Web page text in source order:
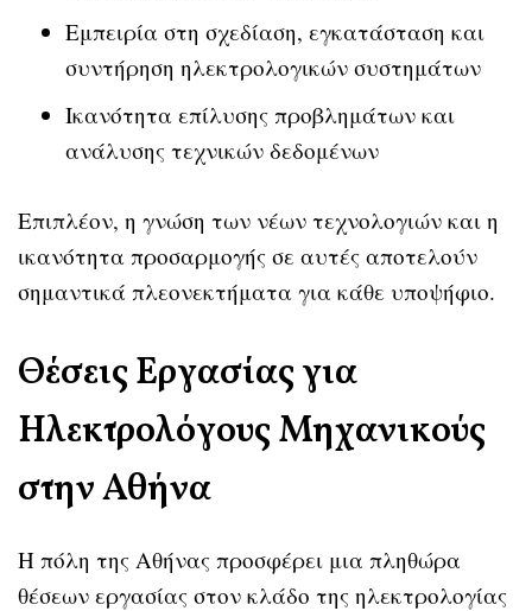
Εμπειρία στη σχεδίαση, εγκατάσταση και
συντήρηση ηλεκτρολογικών συστημάτων
Ικανότητα επίλυσης προβλημάτων και
ανάλυσης τεχνικών δεδομένων
Επιπλέον, η γνώση των νέων τεχνολογιών και η
ικανότητα προσαρμογής σε αυτές αποτελούν
σημαντικά πλεονεκτήματα για κάθε υποψήφιο.
Θέσεις Εργασίας για
Ηλεκτρολόγους Μηχανικούς
στην Αθήνα
Η πόλη της Αθήνας προσφέρει μια πληθώρα
θέσεων εργασίας στον κλάδο της ηλεκτρολογίας